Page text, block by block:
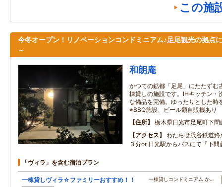
この施
今冬オープン！リノベーションコンドミニアム♪足尾観光の拠点に
～
和朗庵
かつての鉱都「足尾」にたたずむ
棟貸しの施設です。IHキッチン・
な備品を完備。ゆったりとした時
※BBQ施設、ビール類自販機あり
住所
栃木県日光市足尾町下間
アクセス
わたらせ渓谷鉄道
３分or 日光駅からバスにて「下間
「ヴィラ」を含む宿泊プラン
一棟貸しヴィラ☆ファミリーおすすめ！！ 一棟貸しコンドミニアム か…